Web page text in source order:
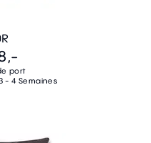
port
- 4 Semaines